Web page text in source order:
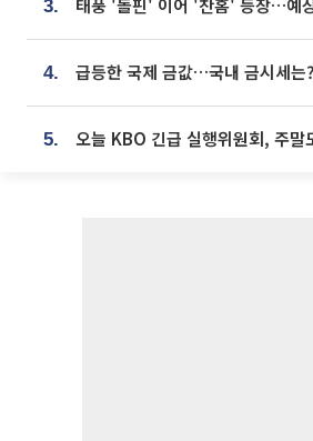
3.
4. 급등한 국제 금값…국내 금시세는?
5. 오늘 KBO 긴급 실행위원회, 주말